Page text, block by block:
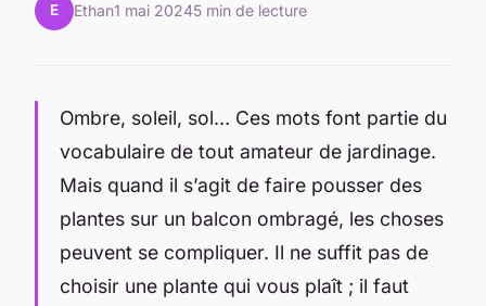
E Ethan1 mai 20245 min de lecture
Ombre, soleil, sol… Ces mots font partie du
vocabulaire de tout amateur de jardinage.
Mais quand il s’agit de faire pousser des
plantes sur un balcon ombragé, les choses
peuvent se compliquer. Il ne suffit pas de
choisir une plante qui vous plaît ; il faut